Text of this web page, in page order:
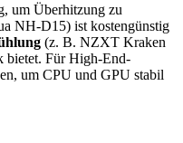
um Überhitzung zu
NH-D15) ist kostengünstig
(z. B. NZXT Kraken
bietet. Für High-End-
um CPU und GPU stabil